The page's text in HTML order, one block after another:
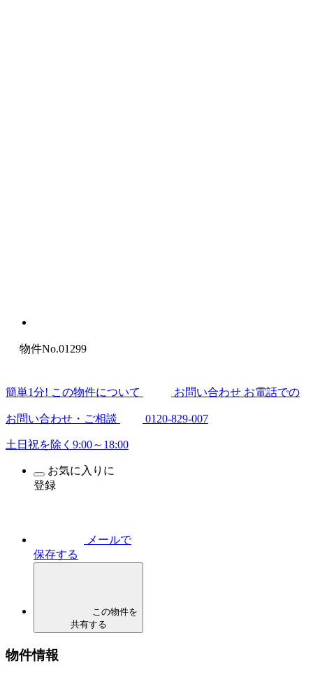
物件No.01299
簡単1分! この物件について お問い合わせ お電話での
お問い合わせ・ご相談 0120-829-007
土日祝を除く9:00～18:00
お気に入りに
登録
メールで
保存する
この物件を
共有する
物件情報